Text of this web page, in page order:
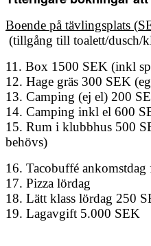
Boende på tävlingsplats (
(tillgång till toalett/dusch/
11. Box 1500 SEK (inkl
12. Hage gräs 300 SEK
13. Camping (ej el) 200
14. Camping inkl el 600
15. Rum i klubbhus 500
behövs)
16. Tacobuffé
17. Pizza lördag
18. Lätt klass lördag 250
19. Lagavgift 5.000 SEK